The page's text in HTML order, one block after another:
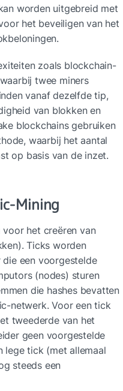
worden uitgebreid met
het beveiligen van het
zoals blockchain-
twee miners
vanaf dezelfde tip,
van blokken en
blockchains gebruiken
waarbij het aantal
op basis van de inzet.
Mining
het creëren van
Ticks worden
een voorgestelde
(nodes) sturen
die hashes bevatten
netwerk. Voor een tick
tweederde van het
geen voorgestelde
lege tick (met allemaal
steeds een